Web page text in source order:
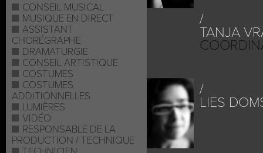
CONSEIL MUSICAL
MUSIQUE EN DIRECT
ASSISTANT
CHORÉGRAPHE
DRAMATURGIE
CONSEIL ARTISTIQUE
COSTUMES
COSTUMES
ADDITIONNELLES
LUMIÈRES
VIDÉO
RESPONSABLE DE LA
PRODUCTION / TECHNIQUE
TANJA
LIES